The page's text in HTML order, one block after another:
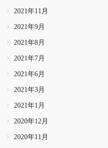
2021年11月
2021年9月
2021年8月
2021年7月
2021年6月
2021年3月
2021年1月
2020年12月
2020年11月